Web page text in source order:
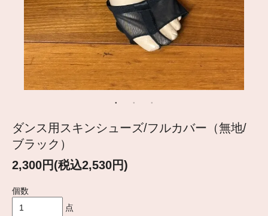
ダンス用スキンシューズ/フルカバー（無地/
ブラック）
2,300円(税込2,530円)
個数
点